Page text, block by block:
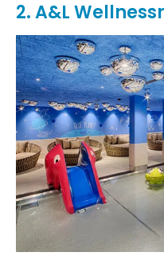
2. A&L